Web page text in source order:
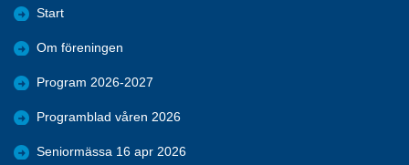
Start
Om föreningen
Program 2026-2027
Programblad våren 2026
Seniormässa 16 apr 2026